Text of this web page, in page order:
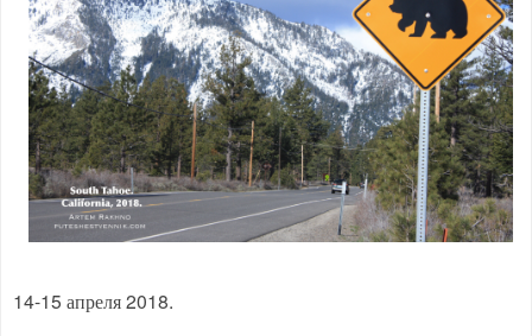
14-15 апреля 2018.